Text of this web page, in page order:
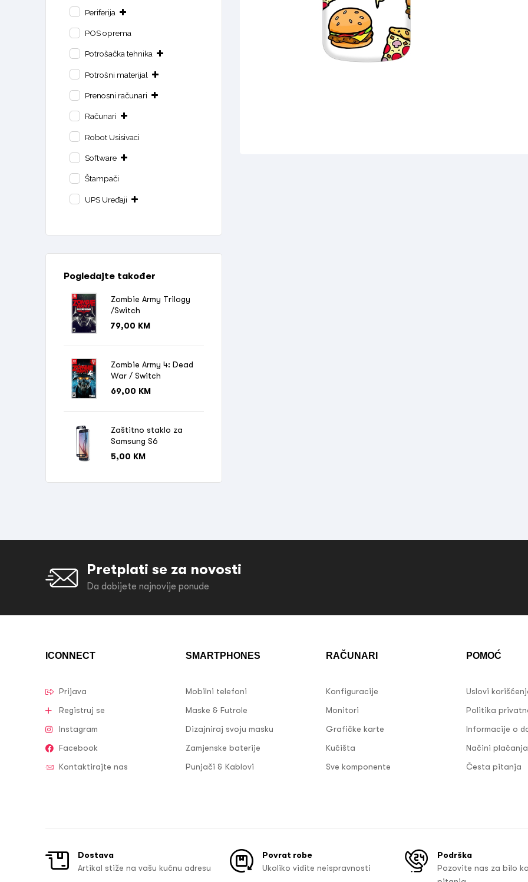
Periferija
POS oprema
Potrošačka tehnika
Potrošni materijal
Prenosni računari
Računari
Robot Usisivaci
Software
Štampači
UPS Uređaji
Pogledajte također
Zombie Army Trilogy
/Switch
79,00 KM
Zombie Army 4: Dead
War / Switch
69,00 KM
Zaštitno staklo za
Samsung S6
5,00 KM
Pretplati se za novosti
Da dobijete najnovije ponude
ICONNECT
Prijava
Registruj se
Instagram
Facebook
Kontaktirajte nas
SMARTPHONES
Mobilni telefoni
Maske & Futrole
Dizajniraj svoju masku
Zamjenske baterije
Punjači & Kablovi
RAČUNARI
Konfiguracije
Monitori
Grafičke karte
Kućišta
Sve komponente
POMOĆ
Uslovi
Politika
Informacije o
Načini plaćanja
Česta pitanja
Dostava
Artikal stiže na vašu kućnu adresu
Povrat robe
Ukoliko vidite neispravnosti
Podrška
Pozovite nas za bilo